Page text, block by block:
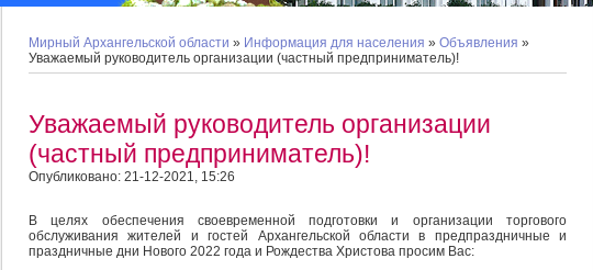
Мирный Архангельской области » Информация для населения » Объявления »
Уважаемый руководитель организации (частный предприниматель)!
Уважаемый руководитель организации
(частный предприниматель)!
Опубликовано: 21-12-2021, 15:26
В целях обеспечения своевременной подготовки и организации торгового
обслуживания жителей и гостей Архангельской области в предпраздничные и
праздничные дни Нового 2022 года и Рождества Христова просим Вас: